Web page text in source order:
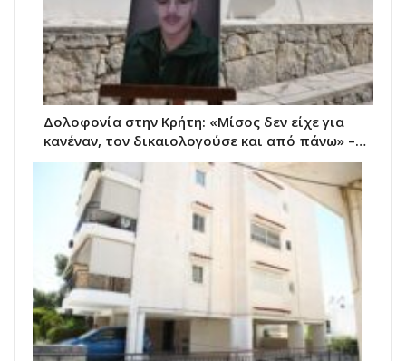
Δολοφονία στην Κρήτη: «Μίσος δεν είχε για
κανέναν, τον δικαιολογούσε και από πάνω» –…